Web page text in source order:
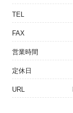
TEL
FAX
営業時間
定休日
URL